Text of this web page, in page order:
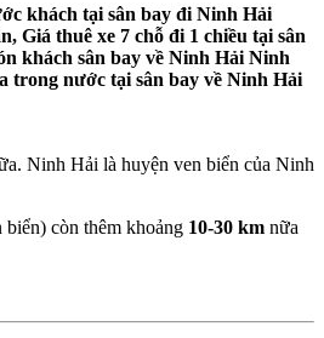
khách tại sân bay đi Ninh Hải
Giá thuê xe 7 chỗ đi 1 chiều tại sân
khách sân bay về Ninh Hải Ninh
trong nước tại sân bay về Ninh Hải
Ninh Hải là huyện ven biển của Ninh
còn thêm khoảng 10-30 km nữa